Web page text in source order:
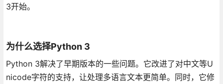
3开始。
为什么选择Python 3
Python 3解决了早期版本的一些问题。它改进了对中文等U
nicode字符的支持，让处理多语言文本更简单。同时，它修